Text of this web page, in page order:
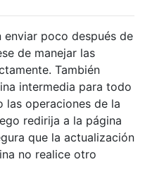
poco después de
de manejar las
También
intermedia para todo
las operaciones de la
redirija a la página
que la actualización
no realice otro